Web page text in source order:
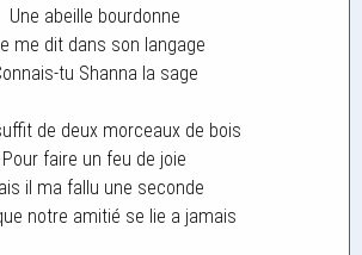
Une abeille bourdonne
me dit dans son langage
tu Shanna la sage
de deux morceaux de bois
Pour faire un feu de joie
il ma fallu une seconde
notre amitié se lie a jamais